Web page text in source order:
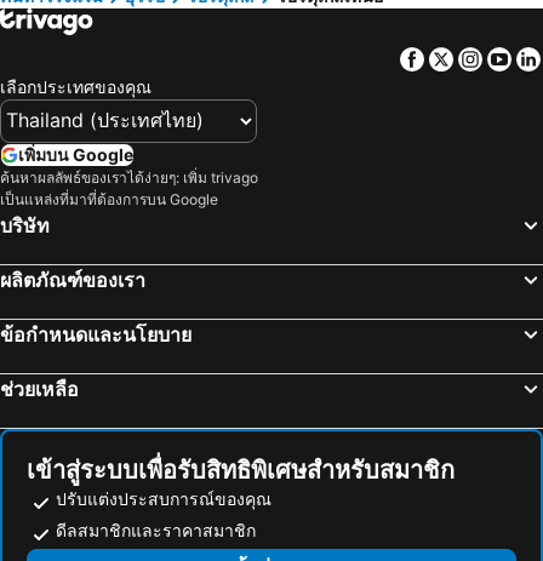
โรงแรม สิงคโปร์
โรงแรม ลิกูเรีย
Facebook
Twitter
เลือกประเทศของคุณ
เพิ่มบน Google
ค้นหาผลลัพธ์ของเราได้ง่ายๆ: เพิ่ม trivago
เป็นแหล่งที่มาที่ต้องการบน Google
บริษัท
ผลิตภัณฑ์ของเรา
ข้อกำหนดและนโยบาย
ช่วยเหลือ
เข้าสู่ระบบเพื่อรับสิทธิพิเศษสำหรับสมาชิก
ปรับแต่งประสบการณ์ของคุณ
ดีลสมาชิกและราคาสมาชิก